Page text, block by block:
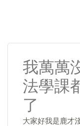
我萬萬
法學課
了
大家好我是鹿才